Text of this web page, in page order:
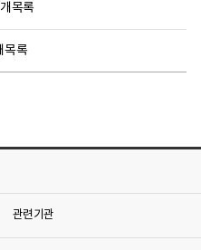
목록
목록
관련기관